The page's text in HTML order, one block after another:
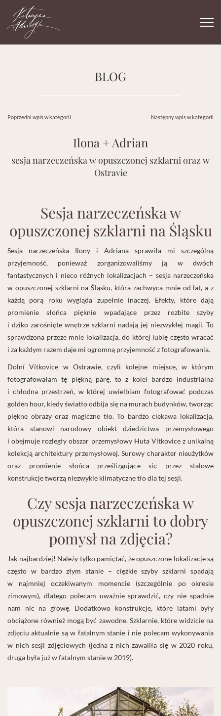
BLOG
Poprzedni wpis w kategorii Następny wpis w kategorii
Ilona + Adrian
sesja narzeczeńska w opuszczonej szklarni oraz w
Ostravie
Sesja narzeczeńska w
opuszczonej szklarni na Śląsku
Sesja narzeczeńska Ilony i Adriana sprawiła mi szczególną
przyjemność, ponieważ zorganizowaliśmy ją w dwóch
fantastycznych i nieco różnych lokalizacjach – sesja narzeczeńska
w opuszczonej szklarni na Śląsku, która zachwyca mnie od lat, a z
każdą porą roku wygląda zupełnie inaczej. Efekty, które dają
promienie słońca pięknie wpadające przez rozbite szyby
i dziko zarośnięte wnętrze szklarni nadają jej niezwykłej magii. To
sprawdzona przeze mnie lokalizacja, do której lubię często wracać
i za każdym razem daje mi ogromną przyjemność z fotografowania.
Dolní Vítkovice w Ostrawie, czyli kolejne miejsce, w którym
fotografowałam tę piękną parę, to z kolei bardzo industrialna
i chłodna przestrzeń, w której uwielbiam fotografować podczas
golden hour, kiedy światło odbija się na murach budynków, tworząc
piękne obrazy oraz magiczne tło. To bardzo ciekawa lokalizacja,
która stanowi narodowy obiekt dziedzictwa przemysłowego
i obejmuje rozległy obszar przemysłowy Huta Vítkovice z unikalną
kolekcją architektury przemysłowej. Surowy charakter nieużytków
oraz promienie słońca prześlizgujące się przez stalowe
konstrukcje tworzą niezwykle klimatyczne tło dla tej sesji.
Czy sesja narzeczeńska w
opuszczonej szklarni to dobry
pomysł na zdjęcia?
Jak najbardziej! Należy tylko pamiętać, że opuszczone lokalizacje są
często w bardzo złym stanie – ciężkie szyby szklarni spadają
w najmniej oczekiwanym momencie (szczególnie po okresie
zimowym), dlatego polecam uważnie sprawdzić, czy nie spadnie
nam nic na głowę. Dodatkowo konstrukcje, które latami były
obciążone również mogą być zawodne. Szklarnie, które widzicie na
zdjęciu aktualnie są w fatalnym stanie i nie polecam wykonywania
w nich sesji zdjęciowych (jedna z nich zawaliła się w 2020 roku,
druga była już w fatalnym stanie w 2019).